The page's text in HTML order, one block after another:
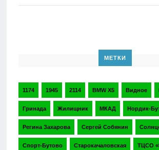
МЕТКИ
1174 1945 2114 BMW X5 Видное
Гринада Жилищник МКАД Нордик-
Регина Захарова Сергей Собянин
Спорт-Бутово Старокачаловская ТЦСО